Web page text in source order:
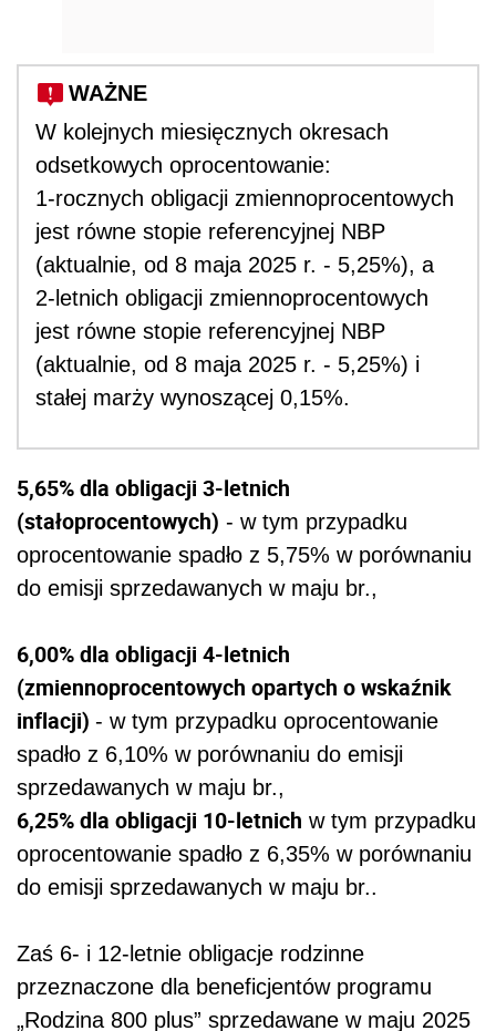
WAŻNE
W kolejnych miesięcznych okresach
odsetkowych oprocentowanie:
1-rocznych obligacji zmiennoprocentowych
jest równe stopie referencyjnej NBP
(aktualnie, od 8 maja 2025 r. - 5,25%), a
2-letnich obligacji zmiennoprocentowych
jest równe stopie referencyjnej NBP
(aktualnie, od 8 maja 2025 r. - 5,25%) i
stałej marży wynoszącej 0,15%.
5,65% dla obligacji 3-letnich
(stałoprocentowych) - w tym przypadku
oprocentowanie spadło z 5,75% w porównaniu
do emisji sprzedawanych w maju br.,
6,00% dla obligacji 4-letnich
(zmiennoprocentowych opartych o wskaźnik
inflacji) - w tym przypadku oprocentowanie
spadło z 6,10% w porównaniu do emisji
sprzedawanych w maju br.,
6,25% dla obligacji 10-letnich w tym przypadku
oprocentowanie spadło z 6,35% w porównaniu
do emisji sprzedawanych w maju br..
Zaś 6- i 12-letnie obligacje rodzinne
przeznaczone dla beneficjentów programu
„Rodzina 800 plus” sprzedawane w maju 2025